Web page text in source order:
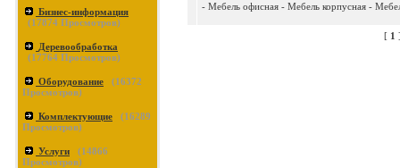
Бизнес-информация
(17874 Просмотров)
Деревообработка
(17764 Просмотров)
Оборудование (16372
Просмотров)
Комплектующие (16289
Просмотров)
Услуги (14866
Просмотров)
- Мебель офисная - Мебель корпусная -
[ 1